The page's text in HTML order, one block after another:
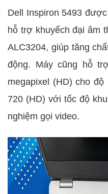
Dell Inspiron 5493
hỗ trợ khuyếch đại âm
ALC3204, giúp tăng
động. Máy cũng hỗ
megapixel (HD) cho
720 (HD) với tốc độ
nghiệm gọi video.